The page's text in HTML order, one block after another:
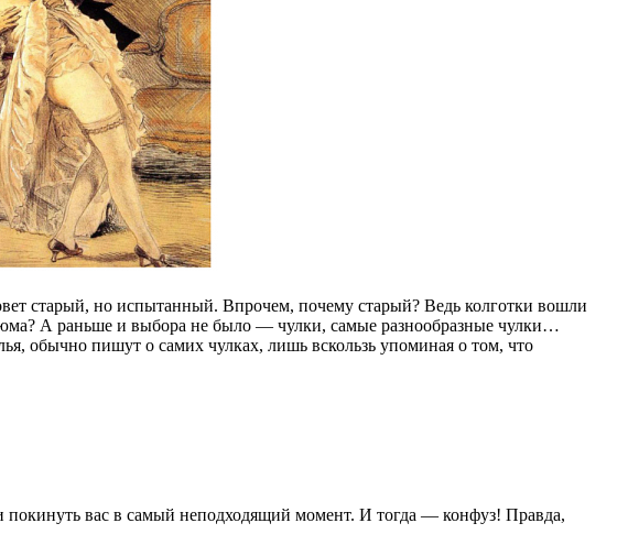
старый, но испытанный. Впрочем, почему старый? Ведь колготки вошли
А раньше и выбора не было — чулки, самые разнообразные чулки…
обычно пишут о самих чулках, лишь вскользь упоминая о том, что
покинуть вас в самый неподходящий момент. И тогда — конфуз! Правда,